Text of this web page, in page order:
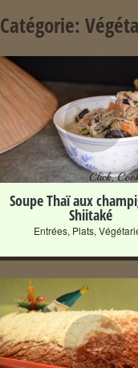
Catégorie:
+
Soupe Thaï aux
Shiitaké
Entrées, Plats,
+